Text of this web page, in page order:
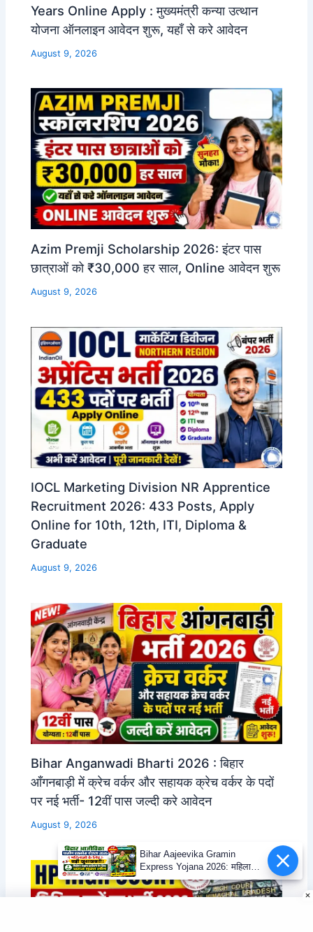
Years Online Apply : मुख्यमंत्री कन्या उत्थान
योजना ऑनलाइन आवेदन शुरू, यहाँ से करे आवेदन
August 9, 2026
Azim Premji Scholarship 2026: इंटर पास
छात्राओं को ₹30,000 हर साल, Online आवेदन शुरू
August 9, 2026
IOCL Marketing Division NR Apprentice
Recruitment 2026: 433 Posts, Apply
Online for 10th, 12th, ITI, Diploma &
Graduate
August 9, 2026
Bihar Anganwadi Bharti 2026 : बिहार
आँगनबाड़ी में क्रेच वर्कर और सहायक क्रेच वर्कर के पदों
पर नई भर्ती- 12वीं पास जल्दी करे आवेदन
August 9, 2026
Bihar Aajeevika Gramin
Express Yojana 2026: महिलाओं
को मिलेगा ब्याज मुक्त लोन